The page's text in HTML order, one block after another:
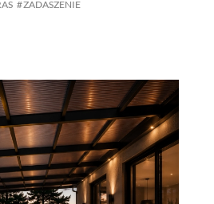
ZADASZENIE